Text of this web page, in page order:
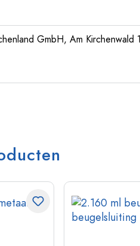
GmbH, Am Kirchenwald